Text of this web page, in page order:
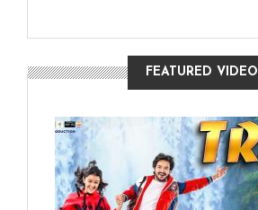
FEATURED VIDEO